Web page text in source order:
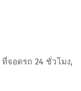
ที่จอดรถ 24 ชั่วโมง,